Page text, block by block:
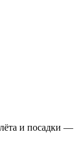
и посадки —